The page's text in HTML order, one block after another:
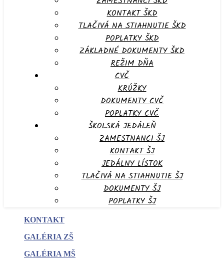
KONTAKT ŠKD
TLAČIVÁ NA STIAHNUTIE ŠKD
POPLATKY ŠKD
ZÁKLADNÉ DOKUMENTY ŠKD
REŽIM DŇA
CVČ
KRÚŽKY
DOKUMENTY CVČ
POPLATKY CVČ
ŠKOLSKÁ JEDÁLEŇ
ZAMESTNANCI ŠJ
KONTAKT ŠJ
JEDÁLNY LÍSTOK
TLAČIVÁ NA STIAHNUTIE ŠJ
DOKUMENTY ŠJ
POPLATKY ŠJ
KONTAKT
GALÉRIA ZŠ
GALÉRIA MŠ